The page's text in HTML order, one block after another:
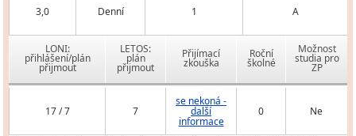
3,0 Denní 1 A
LONI:
přihlášení/plán
přijmout
LETOS:
plán
přijmout
Přijímací
zkouška
Roční
školné
Možnost
studia pro
ZP
17 / 7 7
se nekoná -
další
informace
0 Ne